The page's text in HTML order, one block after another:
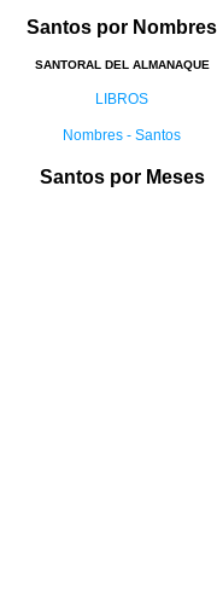
Santos por Nombres
SANTORAL DEL ALMANAQUE
LIBROS
Nombres - Santos
Santos por Meses